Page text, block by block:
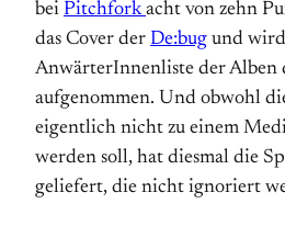
bei Pitchforkacht von zehn
das Cover der De:bug und
AnwärterInnenliste der Alben
aufgenommen. Und obwohl
eigentlich nicht zu einem
werden soll, hat diesmal die
geliefert, die nicht ignoriert